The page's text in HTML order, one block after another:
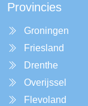
Provincies
Groningen
Friesland
Drenthe
Overijssel
Flevoland